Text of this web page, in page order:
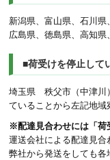
新潟県、富山県、石川県
広島県、徳島県、高知
■荷受けを停止して
埼玉県 秩父市（中津川
ていることから左記地域
※配達見合わせには「荷
運送会社による配達見合
弊社から発送をしても